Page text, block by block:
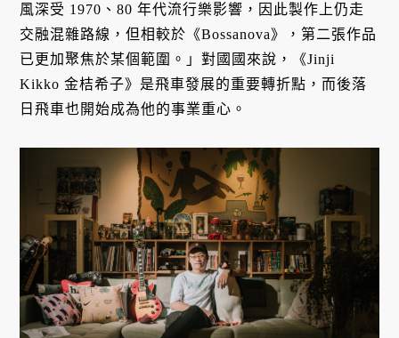
風深受 1970、80 年代流行樂影響，因此製作上仍走
交融混雜路線，但相較於《Bossanova》，第二張作品
已更加聚焦於某個範圍。」對國國來說，《Jinji
Kikko 金桔希子》是飛車發展的重要轉折點，而後落
日飛車也開始成為他的事業重心。